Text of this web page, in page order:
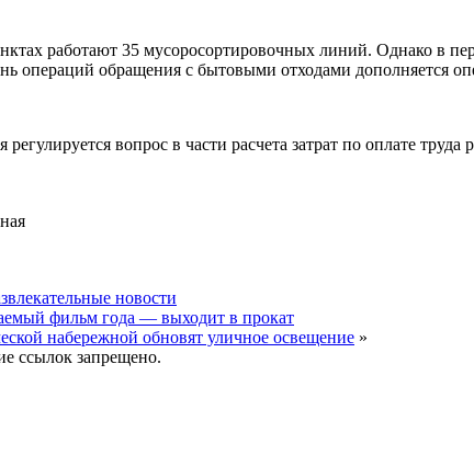
работают 35 мусоросортировочных линий. Однако в
операций обращения с бытовыми отходами дополняется
регулируется вопрос в части расчета затрат по оплате
новости
фильм года — выходит в прокат
набережной обновят уличное освещение »
ссылок запрещено.